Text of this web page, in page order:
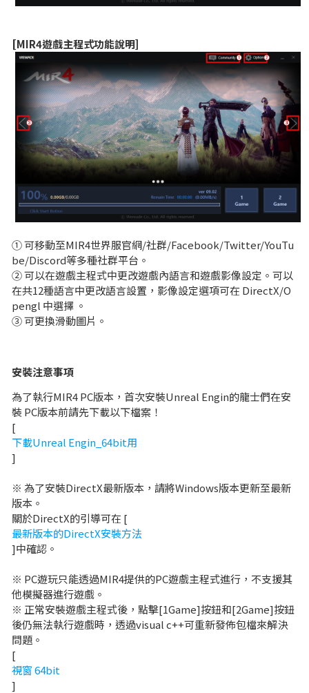
[MIR4遊戲主程式功能說明]
① 可移動至MIR4世界服官網/社群/Facebook/Twitter/YouTu
be/Discord等多種社群平台。
② 可以在遊戲主程式中更改遊戲內語言和遊戲影像設定。可以
在共12種語言中更改語言設置，影像設定選項可在 DirectX/O
pengl 中選擇 。
③ 可更換滑動圖片。
安裝注意事項
為了執行MIR4 PC版本，首次安裝Unreal Engin的龍士們在安
裝 PC版本前請先下載以下檔案！
[
下載Unreal Engin_64bit用
]
※ 為了安裝DirectX最新版本，請將Windows版本更新至最新
版本。
關於DirectX的引導可在 [
最新版本的DirectX安裝方法
]中確認。
※ PC遊玩只能透過MIR4提供的PC遊戲主程式進行，不支援其
他模擬器進行遊戲。
※ 正常安裝遊戲主程式後，點擊[1Game]按鈕和[2Game]按鈕
後仍無法執行遊戲時，透過visual c++可重新發佈包檔來解決
問題。
[
視窗 64bit
]